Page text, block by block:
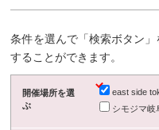
条件を選んで「検索ボタン
することができます。
開催場所を選
ぶ
east side
シモジマ岐